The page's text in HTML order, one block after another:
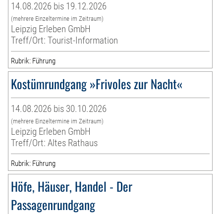
14.08.2026 bis 19.12.2026
(mehrere Einzeltermine im Zeitraum)
Leipzig Erleben GmbH
Treff/Ort: Tourist-Information
Rubrik: Führung
Kostümrundgang »Frivoles zur Nacht«
14.08.2026 bis 30.10.2026
(mehrere Einzeltermine im Zeitraum)
Leipzig Erleben GmbH
Treff/Ort: Altes Rathaus
Rubrik: Führung
Höfe, Häuser, Handel - Der
Passagenrundgang